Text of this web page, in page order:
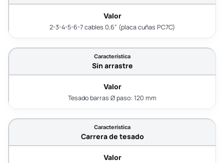
2-3-4-5-6-7 cables 0,6” (placa cuñas PC7C)
Sin arrastre
Tesado barras Ø paso: 120 mm
Carrera de tesado